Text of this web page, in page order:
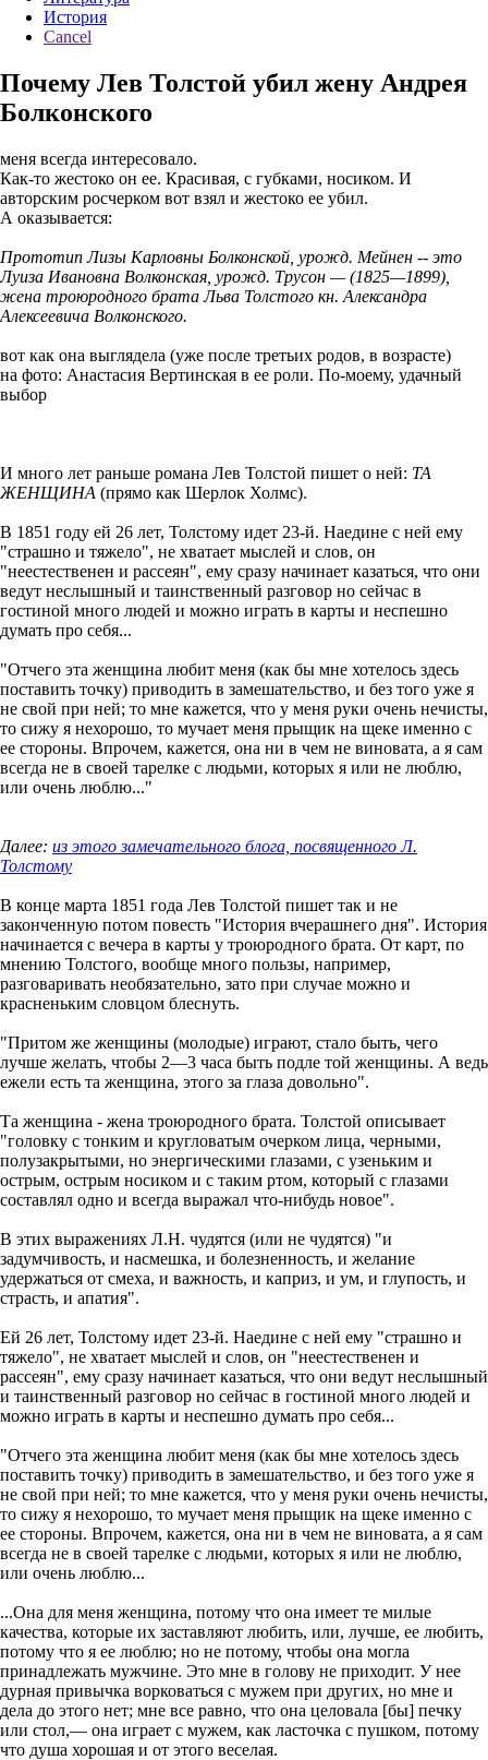
История
Cancel
Почему Лев Толстой убил жену Андрея
Болконского
меня всегда интересовало.
Как-то жестоко он ее. Красивая, с губками, носиком. И
авторским росчерком вот взял и жестоко ее убил.
А оказывается:
Прототип Лизы Карловны Болконской, урожд. Мейнен -- это
Луиза Ивановна Волконская, урожд. Трусон — (1825—1899),
жена троюродного брата Льва Толстого кн. Александра
Алексеевича Волконского.
вот как она выглядела (уже после третьих родов, в возрасте)
на фото: Анастасия Вертинская в ее роли. По-моему, удачный
выбор
И много лет раньше романа Лев Толстой пишет о ней: ТА
ЖЕНЩИНА (прямо как Шерлок Холмс).
В 1851 году ей 26 лет, Толстому идет 23-й. Наедине с ней ему
"страшно и тяжело", не хватает мыслей и слов, он
"неестественен и рассеян", ему сразу начинает казаться, что они
ведут неслышный и таинственный разговор но сейчас в
гостиной много людей и можно играть в карты и неспешно
думать про себя...
"Отчего эта женщина любит меня (как бы мне хотелось здесь
поставить точку) приводить в замешательство, и без того уже я
не свой при ней; то мне кажется, что у меня руки очень нечисты,
то сижу я нехорошо, то мучает меня прыщик на щеке именно с
ее стороны. Впрочем, кажется, она ни в чем не виновата, а я сам
всегда не в своей тарелке с людьми, которых я или не люблю,
или очень люблю..."
Далее: из этого замечательного блога, посвященного Л.
Толстому
В конце марта 1851 года Лев Толстой пишет так и не
законченную потом повесть "История вчерашнего дня". История
начинается с вечера в карты у троюродного брата. От карт, по
мнению Толстого, вообще много пользы, например,
разговаривать необязательно, зато при случае можно и
красненьким словцом блеснуть.
"Притом же женщины (молодые) играют, стало быть, чего
лучше желать, чтобы 2—3 часа быть подле той женщины. А ведь
ежели есть та женщина, этого за глаза довольно".
Та женщина - жена троюродного брата. Толстой описывает
"головку с тонким и кругловатым очерком лица, черными,
полузакрытыми, но энергическими глазами, с узеньким и
острым, острым носиком и с таким ртом, который с глазами
составлял одно и всегда выражал что-нибудь новое".
В этих выражениях Л.Н. чудятся (или не чудятся) "и
задумчивость, и насмешка, и болезненность, и желание
удержаться от смеха, и важность, и каприз, и ум, и глупость, и
страсть, и апатия".
Ей 26 лет, Толстому идет 23-й. Наедине с ней ему "страшно и
тяжело", не хватает мыслей и слов, он "неестественен и
рассеян", ему сразу начинает казаться, что они ведут неслышный
и таинственный разговор но сейчас в гостиной много людей и
можно играть в карты и неспешно думать про себя...
"Отчего эта женщина любит меня (как бы мне хотелось здесь
поставить точку) приводить в замешательство, и без того уже я
не свой при ней; то мне кажется, что у меня руки очень нечисты,
то сижу я нехорошо, то мучает меня прыщик на щеке именно с
ее стороны. Впрочем, кажется, она ни в чем не виновата, а я сам
всегда не в своей тарелке с людьми, которых я или не люблю,
или очень люблю...
...Она для меня женщина, потому что она имеет те милые
качества, которые их заставляют любить, или, лучше, ее любить,
потому что я ее люблю; но не потому, чтобы она могла
принадлежать мужчине. Это мне в голову не приходит. У нее
дурная привычка ворковаться с мужем при других, но мне и
дела до этого нет; мне все равно, что она целовала [бы] печку
или стол,— она играет с мужем, как ласточка с пушком, потому
что душа хорошая и от этого веселая.